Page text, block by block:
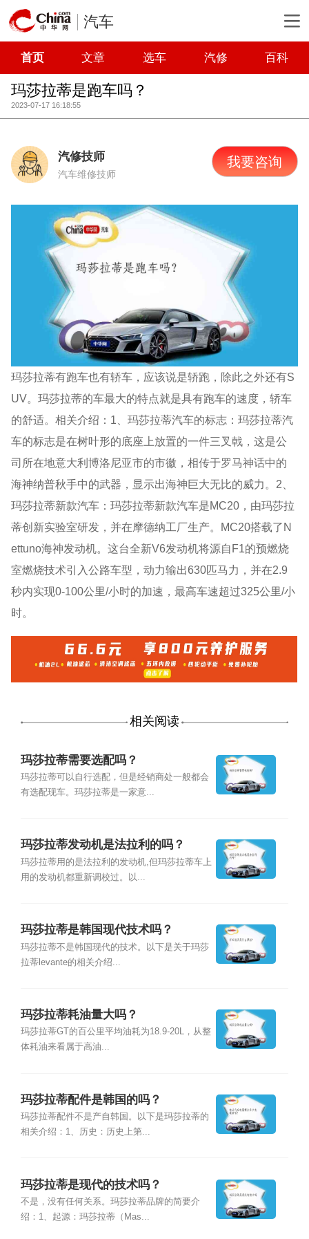
汽车
首页 文章 选车 汽修 百科
玛莎拉蒂是跑车吗？
2023-07-17 16:18:55
汽修技师
汽车维修技师
我要咨询
玛莎拉蒂有跑车也有轿车，应该说是轿跑，除此之外还有S
UV。玛莎拉蒂的车最大的特点就是具有跑车的速度，轿车
的舒适。相关介绍：1、玛莎拉蒂汽车的标志：玛莎拉蒂汽
车的标志是在树叶形的底座上放置的一件三叉戟，这是公
司所在地意大利博洛尼亚市的市徽，相传于罗马神话中的
海神纳普秋手中的武器，显示出海神巨大无比的威力。2、
玛莎拉蒂新款汽车：玛莎拉蒂新款汽车是MC20，由玛莎拉
蒂创新实验室研发，并在摩德纳工厂生产。MC20搭载了N
ettuno海神发动机。这台全新V6发动机将源自F1的预燃烧
室燃烧技术引入公路车型，动力输出630匹马力，并在2.9
秒内实现0-100公里/小时的加速，最高车速超过325公里/小
时。
相关阅读
玛莎拉蒂需要选配吗？
玛莎拉蒂可以自行选配，但是经销商处一般都会
有选配现车。玛莎拉蒂是一家意...
玛莎拉蒂发动机是法拉利的吗？
玛莎拉蒂用的是法拉利的发动机,但玛莎拉蒂车上
用的发动机都重新调校过。以...
玛莎拉蒂是韩国现代技术吗？
玛莎拉蒂不是韩国现代的技术。以下是关于玛莎
拉蒂levante的相关介绍...
玛莎拉蒂耗油量大吗？
玛莎拉蒂GT的百公里平均油耗为18.9-20L，从整
体耗油来看属于高油...
玛莎拉蒂配件是韩国的吗？
玛莎拉蒂配件不是产自韩国。以下是玛莎拉蒂的
相关介绍：1、历史：历史上第...
玛莎拉蒂是现代的技术吗？
不是，没有任何关系。玛莎拉蒂品牌的简要介
绍：1、起源：玛莎拉蒂（Mas...